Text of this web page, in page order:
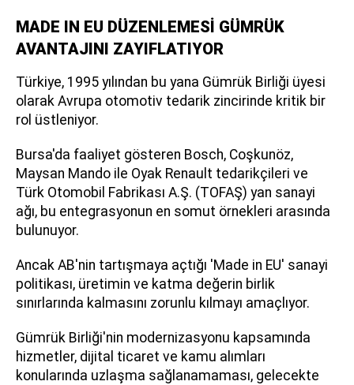
MADE IN EU DÜZENLEMESİ GÜMRÜK
AVANTAJINI ZAYIFLATIYOR
Türkiye, 1995 yılından bu yana Gümrük Birliği üyesi
olarak Avrupa otomotiv tedarik zincirinde kritik bir
rol üstleniyor.
Bursa'da faaliyet gösteren Bosch, Coşkunöz,
Maysan Mando ile Oyak Renault tedarikçileri ve
Türk Otomobil Fabrikası A.Ş. (TOFAŞ) yan sanayi
ağı, bu entegrasyonun en somut örnekleri arasında
bulunuyor.
Ancak AB'nin tartışmaya açtığı 'Made in EU' sanayi
politikası, üretimin ve katma değerin birlik
sınırlarında kalmasını zorunlu kılmayı amaçlıyor.
Gümrük Birliği'nin modernizasyonu kapsamında
hizmetler, dijital ticaret ve kamu alımları
konularında uzlaşma sağlanamaması, gelecekte